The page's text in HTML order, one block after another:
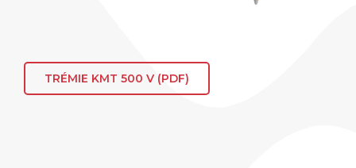
TRÉMIE KMT 500 V (PDF)